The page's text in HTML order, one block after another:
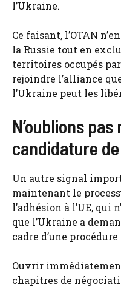
l’Ukraine.
Ce faisant, l’OTAN
la Russie tout en
territoires occupés
rejoindre l’alliance
l’Ukraine peut les
N’oublions
candidature de
Un autre signal
maintenant le
l’adhésion à l’UE, qui
que l’Ukraine a
cadre d’une
Ouvrir
chapitres de